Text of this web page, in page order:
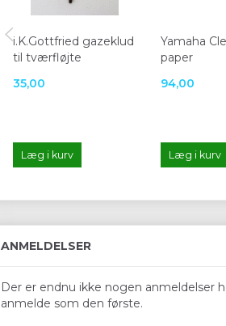
i.K.Gottfried gazeklud
til tværfløjte
35,00
Læg i kurv
Yamaha
paper
94,00
Læg i kurv
ANMELDELSER
Der er endnu ikke nogen anmeldelser
anmelde som den første.